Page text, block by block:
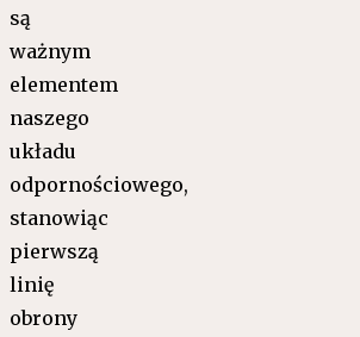
są
ważnym
elementem
naszego
układu
odpornościowego,
stanowiąc
pierwszą
linię
obrony